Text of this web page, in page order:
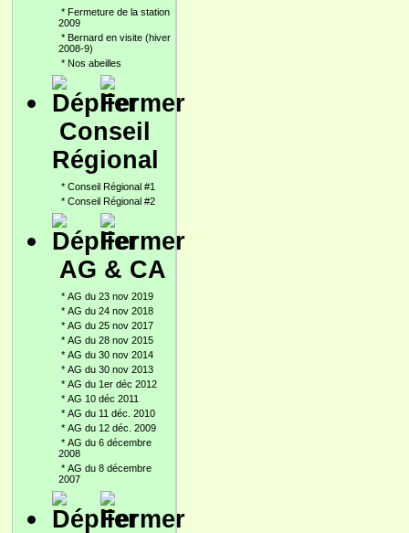
* Fermeture de la station
2009
* Bernard en visite (hiver
2008-9)
* Nos abeilles
Conseil
Régional
* Conseil Régional #1
* Conseil Régional #2
AG & CA
* AG du 23 nov 2019
* AG du 24 nov 2018
* AG du 25 nov 2017
* AG du 28 nov 2015
* AG du 30 nov 2014
* AG du 30 nov 2013
* AG du 1er déc 2012
* AG 10 déc 2011
* AG du 11 déc. 2010
* AG du 12 déc. 2009
* AG du 6 décembre
2008
* AG du 8 décembre
2007